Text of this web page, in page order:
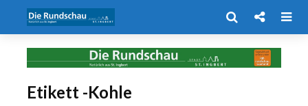
Etikett -Kohle